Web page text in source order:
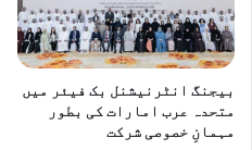
بیجنگ انٹرنیشنل بک فیئر میں
متحدہ عرب امارات کی بطور
مہمانِ خصوصی شرکت